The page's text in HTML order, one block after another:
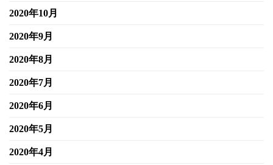
2020年10月
2020年9月
2020年8月
2020年7月
2020年6月
2020年5月
2020年4月